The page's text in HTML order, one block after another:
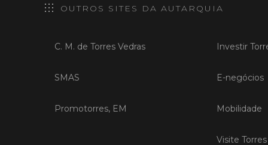
OUTROS SITES DA AUTARQUIA
C. M. de Torres Vedras
SMAS
Promotorres, EM
Investir
E-negócios
Mobilidade
Visite